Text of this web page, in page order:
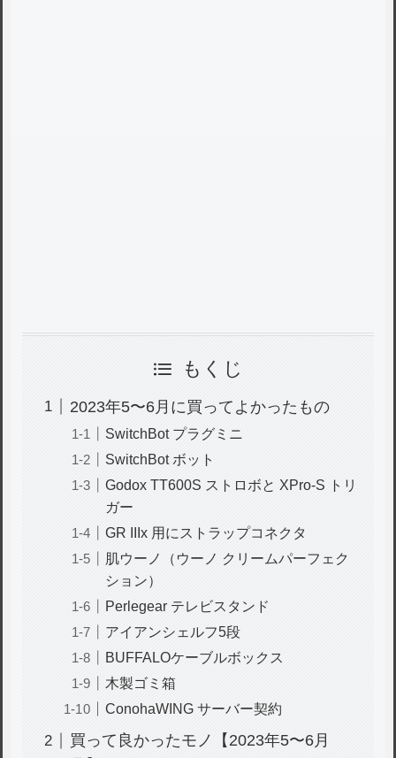
もくじ
2023年5〜6月に買ってよかったもの
SwitchBot プラグミニ
SwitchBot ボット
Godox TT600S ストロボと XPro-S トリ
ガー
GR IIIx 用にストラップコネクタ
肌ウーノ（ウーノ クリームパーフェク
ション）
Perlegear テレビスタンド
アイアンシェルフ5段
BUFFALOケーブルボックス
木製ゴミ箱
ConohaWING サーバー契約
買って良かったモノ【2023年5〜6月